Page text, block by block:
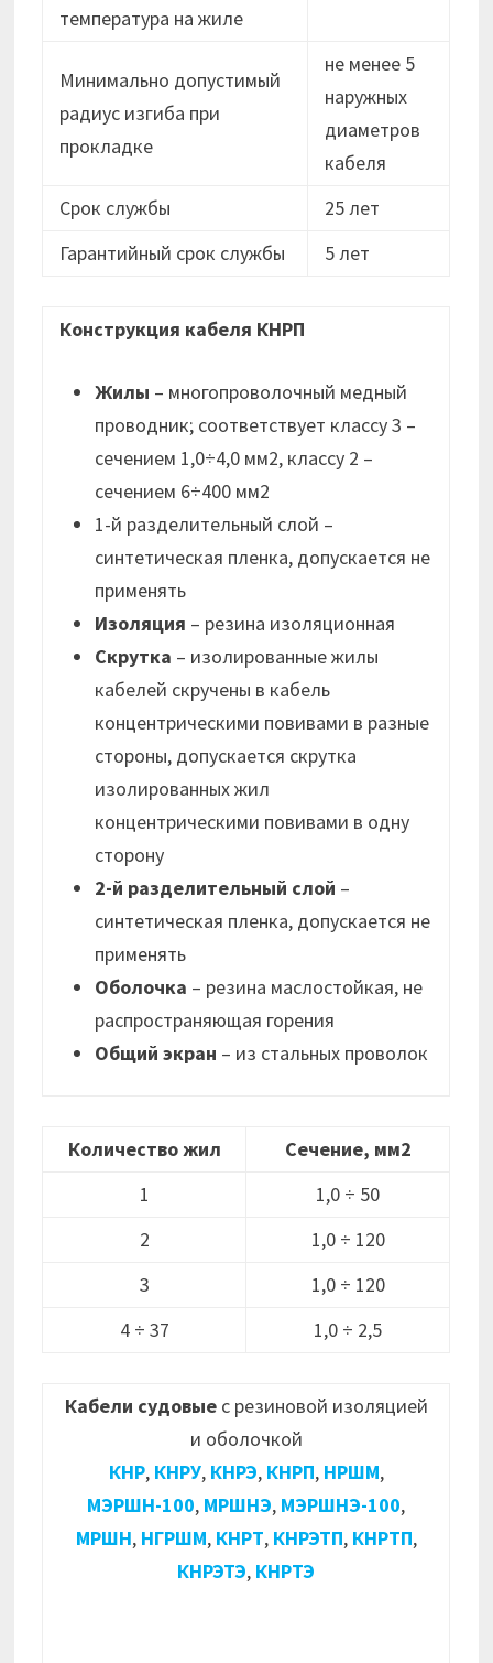
температура на жиле
Минимально допустимый
радиус изгиба при
прокладке
не менее 5
наружных
диаметров
кабеля
Срок службы
25 лет
Гарантийный срок службы
5 лет
Конструкция кабеля КНРП
Жилы – многопроволочный медный
проводник; соответствует классу 3 –
сечением 1,0÷4,0 мм2, классу 2 –
сечением 6÷400 мм2
1-й разделительный слой –
синтетическая пленка, допускается не
применять
Изоляция – резина изоляционная
Скрутка – изолированные жилы
кабелей скручены в кабель
концентрическими повивами в разные
стороны, допускается скрутка
изолированных жил
концентрическими повивами в одну
сторону
2-й разделительный слой –
синтетическая пленка, допускается не
применять
Оболочка – резина маслостойкая, не
распространяющая горения
Общий экран – из стальных проволок
Количество жил
Сечение, мм2
1
1,0 ÷ 50
2
1,0 ÷ 120
3
1,0 ÷ 120
4 ÷ 37
1,0 ÷ 2,5
Кабели судовыес резиновой изоляцией
и оболочкой
КНР, КНРУ, КНРЭ, КНРП, НРШМ,
МЭРШН-100, МРШНЭ, МЭРШНЭ-100,
МРШН, НГРШМ, КНРТ, КНРЭТП, КНРТП,
КНРЭТЭ, КНРТЭ